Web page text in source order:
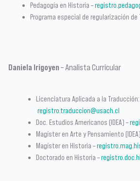
Pedagogía en Historia –
Programa especial de regularización
Daniela Irigoyen – Analista Curricular
Licenciatura Aplicada a la
registro.traduccion@usach.cl
Doc. Estudios Americanos (IDEA) –
Magíster en Arte y Pensamiento
Magíster en Historia –
Doctorado en Historia –